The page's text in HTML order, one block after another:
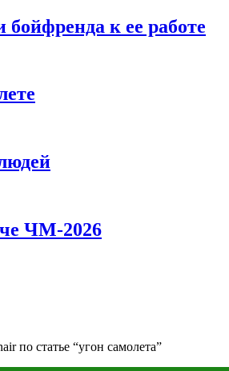
бойфренда к ее работе
ЧМ-2026
по статье “угон самолета”